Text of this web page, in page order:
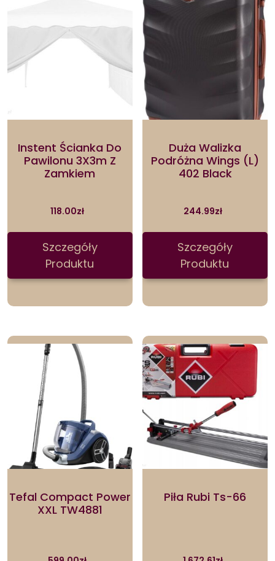
Instent Ścianka Do
Pawilonu 3X3m Z
Zamkiem
118.00zł
Szczegóły
Produktu
Duża Walizka
Podróżna Wings (L)
402 Black
244.99zł
Szczegóły
Produktu
Tefal Compact Power
XXL TW4881
Piła Rubi Ts-66